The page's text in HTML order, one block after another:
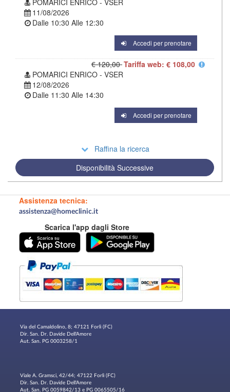
POMARICI ENRICO - VSER
11/08/2026
Dalle 10:30 Alle 12:30
Accedi per prenotare
€ 120,00Tariffa web: € 108,00
POMARICI ENRICO - VSER
12/08/2026
Dalle 11:30 Alle 14:30
Accedi per prenotare
Raffina la ricerca
Disponibilità Successive
Assistenza tecnica:
assistenza@homeclinic.it
Scarica l'app dagli Store
Via del Camaldolino, 8; 47121 Forlì (FC)
Dir. San. Dr. Davide Dell'Amore
Aut. San. PG 0003258/1
Viale A. Gramsci, 42/44; 47122 Forlì (FC)
Dir. San. Dr. Davide Dell'Amore
Aut. San. PG 0059842/13 e PG 0065505/16